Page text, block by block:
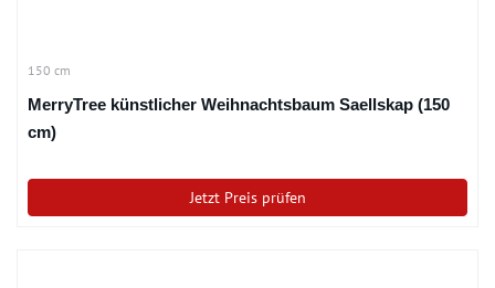
150 cm
MerryTree künstlicher Weihnachtsbaum Saellskap (150
cm)
Jetzt Preis prüfen